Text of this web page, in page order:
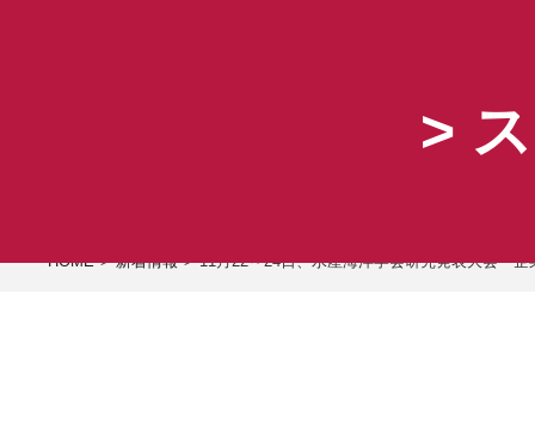
>
HOME 新着情報 11月22～24日、水産海洋学会研究発表大会 企